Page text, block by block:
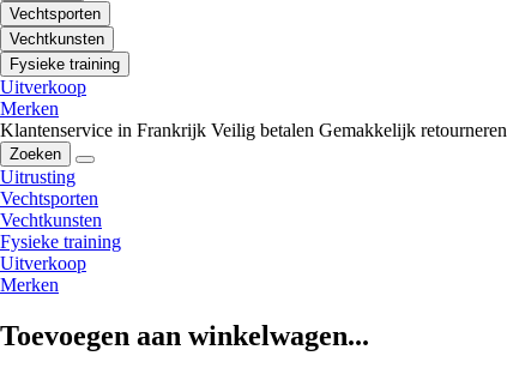
Vechtsporten
Vechtkunsten
Fysieke training
Uitverkoop
Merken
Klantenservice in Frankrijk Veilig betalen Gemakkelijk retourneren
Zoeken
Uitrusting
Vechtsporten
Vechtkunsten
Fysieke training
Uitverkoop
Merken
Toevoegen aan winkelwagen...